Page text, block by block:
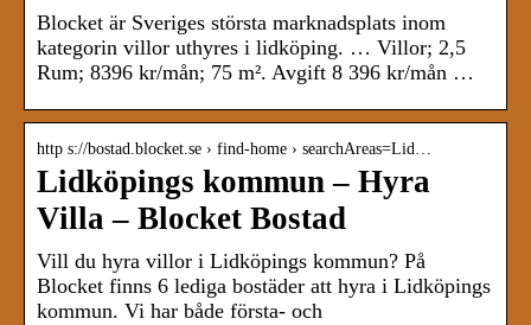
Blocket är Sveriges största marknadsplats inom
kategorin villor uthyres i lidköping. … Villor; 2,5
Rum; 8396 kr/mån; 75 m². Avgift 8 396 kr/mån …
http s://bostad.blocket.se › find-home › searchAreas=Lid…
Lidköpings kommun – Hyra
Villa – Blocket Bostad
Vill du hyra villor i Lidköpings kommun? På
Blocket finns 6 lediga bostäder att hyra i Lidköpings
kommun. Vi har både första- och